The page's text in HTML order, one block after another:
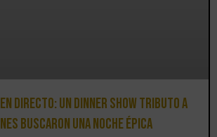
en directo: un Dinner Show Tributo a
buscaron una noche épica